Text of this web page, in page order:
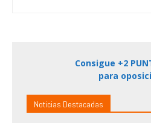
Consigue +2
para
Noticias Destacadas